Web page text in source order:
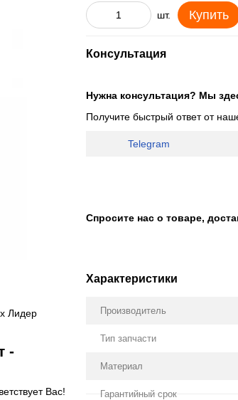
Лидер
-
Вас!
шт. Купить
Консультация
Нужна консультация? Мы
Получите быстрый ответ от
Telegram
Спросите нас о товаре,
Характеристики
Производитель
Тип запчасти
Материал
Гарантийный срок